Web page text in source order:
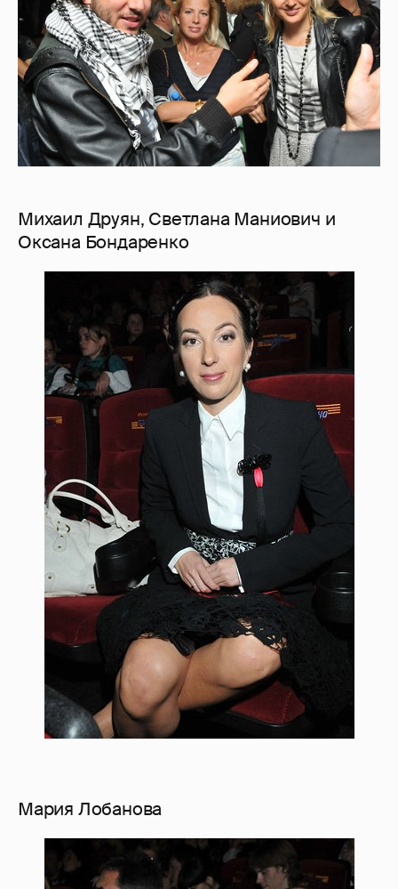
Михаил Друян, Светлана Маниович и
Оксана Бондаренко
Мария Лобанова